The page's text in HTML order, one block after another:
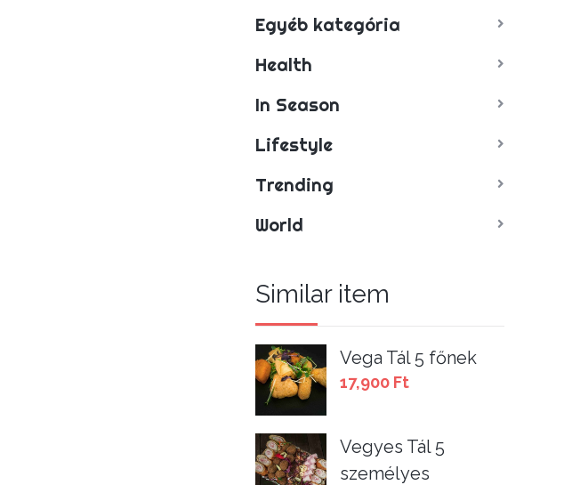
Egyéb kategória
Health
In Season
Lifestyle
Trending
World
Similar item
Vega Tál 5 főnek
17,900 Ft
Vegyes Tál 5
személyes